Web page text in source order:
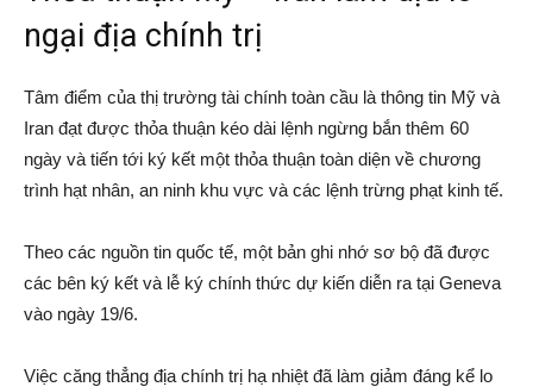
ngại địa chính trị
Tâm điểm của thị trường tài chính toàn cầu là thông tin Mỹ và
Iran đạt được thỏa thuận kéo dài lệnh ngừng bắn thêm 60
ngày và tiến tới ký kết một thỏa thuận toàn diện về chương
trình hạt nhân, an ninh khu vực và các lệnh trừng phạt kinh tế.
Theo các nguồn tin quốc tế, một bản ghi nhớ sơ bộ đã được
các bên ký kết và lễ ký chính thức dự kiến diễn ra tại Geneva
vào ngày 19/6.
Việc căng thẳng địa chính trị hạ nhiệt đã làm giảm đáng kể lo